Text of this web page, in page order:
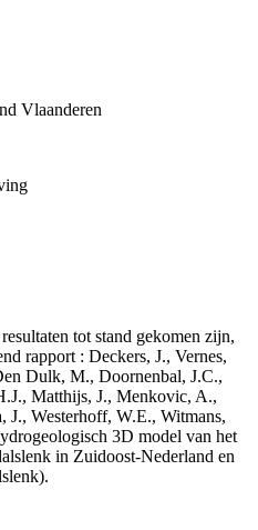
Vlaanderen
tot stand gekomen zijn,
rapport : Deckers, J., Vernes,
Dulk, M., Doornenbal, J.C.,
Matthijs, J., Menkovic, A.,
J., Westerhoff, W.E., Witmans,
3D model van het
in Zuidoost-Nederland en